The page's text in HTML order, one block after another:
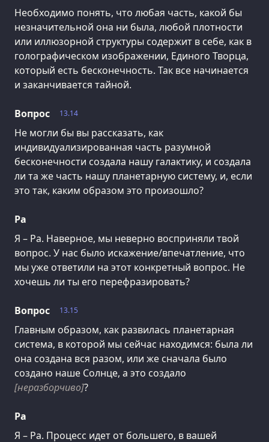
Необходимо понять, что любая часть, какой бы
незначительной она ни была, любой плотности
или иллюзорной структуры содержит в себе, как в
голографическом изображении, Единого Творца,
который есть бесконечность. Так все начинается
и заканчивается тайной.
13.14
Вопрос
Не могли бы вы рассказать, как
индивидуализированная часть разумной
бесконечности создала нашу галактику, и создала
ли та же часть нашу планетарную систему, и, если
это так, каким образом это произошло?
Ра
Я – Ра. Наверное, мы неверно восприняли твой
вопрос. У нас было искажение/впечатление, что
мы уже ответили на этот конкретный вопрос. Не
хочешь ли ты его перефразировать?
13.15
Вопрос
Главным образом, как развилась планетарная
система, в которой мы сейчас находимся: была ли
она создана вся разом, или же сначала было
создано наше Солнце, а это создало
[неразборчиво]?
Ра
Я – Ра. Процесс идет от большего, в вашей